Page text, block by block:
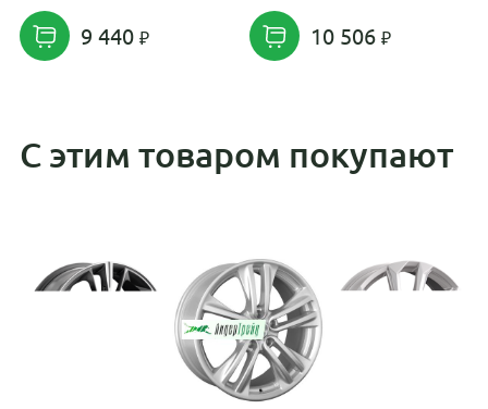
9 440 10 506
С этим товаром покупают